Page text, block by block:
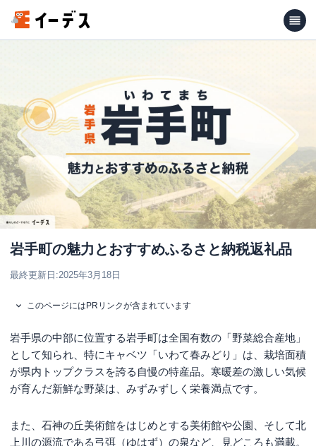
岩手町の魅力とおすすめふるさと納税返礼品
最終更新日:2025年3月18日
このページにはPRリンクが含まれています
岩手県の中部に位置する岩手町は全国有数の「野菜総合産地」
として知られ、特にキャベツ「いわて春みどり」は、栽培面積
が県内トップクラスを誇る自慢の特産品。寒暖差の激しい気候
が育んだ新鮮な野菜は、みずみずしく栄養満点です。
また、石神の丘美術館をはじめとする美術館や公園、そして北
上川の源流である弓弭（ゆはず）の泉など、見どころも満載。